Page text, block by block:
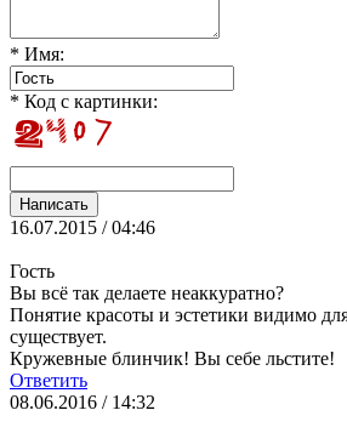
* Имя:
* Код с картинки:
16.07.2015 / 04:46
Гость
Вы всё так делаете неаккуратно?
Понятие красоты и эстетики видимо
существует.
Кружевные блинчик! Вы себе льстите!
Ответить
08.06.2016 / 14:32